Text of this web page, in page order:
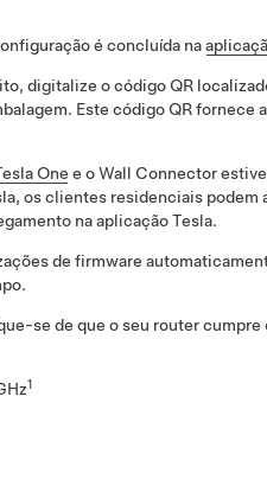
é concluída na
digitalize o código QR
Este código QR fornece
One e o Wall Connector
os clientes residenciais podem
na aplicação Tesla.
de firmware
se de que o seu router cumpre
1